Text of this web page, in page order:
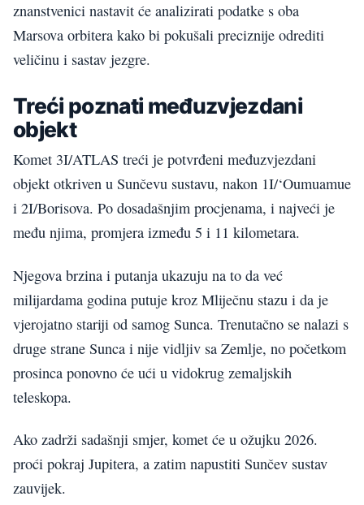
znanstvenici nastavit će analizirati podatke s oba
Marsova orbitera kako bi pokušali preciznije odrediti
veličinu i sastav jezgre.
Treći poznati međuzvjezdani
objekt
Komet 3I/ATLAS treći je potvrđeni međuzvjezdani
objekt otkriven u Sunčevu sustavu, nakon 1I/‘Oumuamue
i 2I/Borisova. Po dosadašnjim procjenama, i najveći je
među njima, promjera između 5 i 11 kilometara.
Njegova brzina i putanja ukazuju na to da već
milijardama godina putuje kroz Mliječnu stazu i da je
vjerojatno stariji od samog Sunca. Trenutačno se nalazi s
druge strane Sunca i nije vidljiv sa Zemlje, no početkom
prosinca ponovno će ući u vidokrug zemaljskih
teleskopa.
Ako zadrži sadašnji smjer, komet će u ožujku 2026.
proći pokraj Jupitera, a zatim napustiti Sunčev sustav
zauvijek.